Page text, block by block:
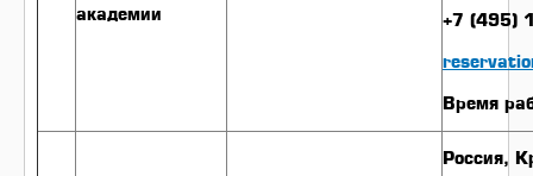
академии
+7 (495)
Время
Россия,